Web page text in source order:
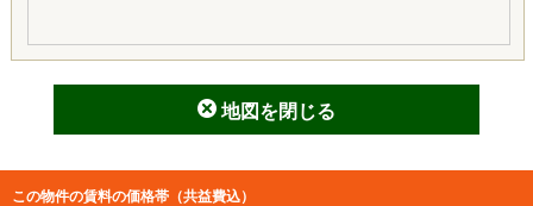
地図を閉じる
この物件の賃料の価格帯（共益費込）